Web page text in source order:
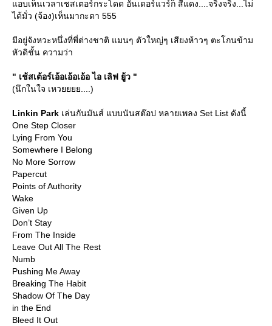
อบเห็นเวลาเชสเตอร์กระโดด อันเดอร์แวร์ก็ สีแดง....จริงจริ๊ง...ไม่
ได้มั่ว (จ้อง)เห็นมากะตา 555
มีอยู่จังหวะหนึ่งที่พี่ต่างชาติ แมนๆ ตัวใหญ่ๆ เสียงห้าวๆ ตะโกนข้าม
หัวดิชั้น ความว่า
" เช้สเต้อร์เอ้อเอ้อเอ้อ ไอ เลิฟ ยู้ว "
(นึกในใจ เหวยยยย....)
Linkin Park เล่นกันมันส์ แบบนันสต๊อป หลายเพลง Set List ดังนี้
One Step Closer
Lying From You
Somewhere I Belong
No More Sorrow
Papercut
Points of Authority
Wake
Given Up
Don’t Stay
From The Inside
Leave Out All The Rest
Numb
Pushing Me Away
Breaking The Habit
Shadow Of The Day
in the End
Bleed It Out